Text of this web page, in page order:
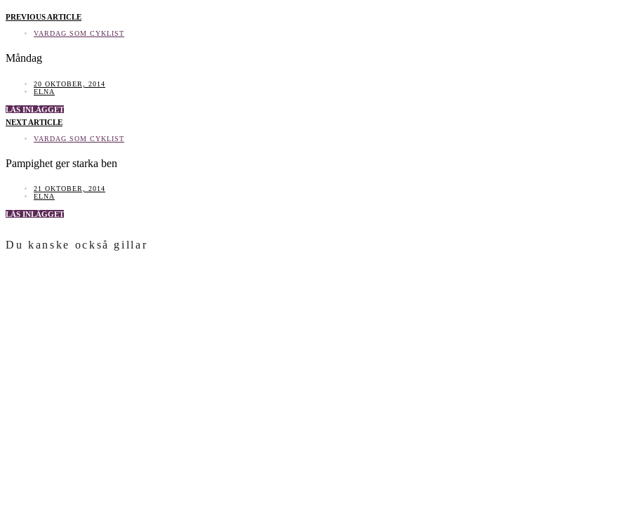
PREVIOUS ARTICLE
VARDAG SOM CYKLIST
Måndag
20 OKTOBER, 2014
ELNA
LÄS INLÄGGET
NEXT ARTICLE
VARDAG SOM CYKLIST
Pampighet ger starka ben
21 OKTOBER, 2014
ELNA
LÄS INLÄGGET
Du kanske också gillar